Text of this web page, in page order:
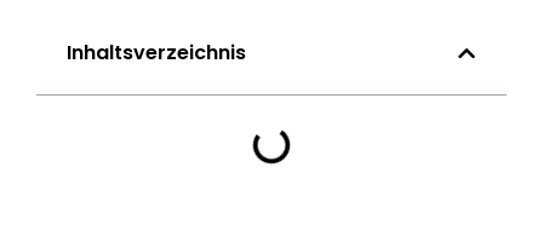
Inhaltsverzeichnis